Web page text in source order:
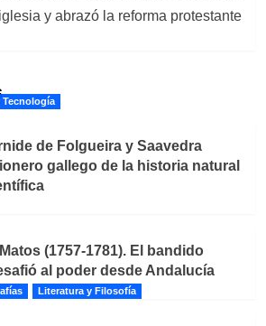
iglesia y abrazó la reforma protestante
Tecnología
de Folgueira y Saavedra
gallego de la historia natural
(1757-1781). El bandido
al poder desde Andalucía
Literatura y Filosofía